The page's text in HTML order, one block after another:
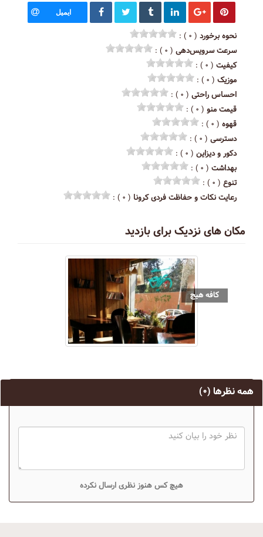
ایمیل
نحوه برخورد ( ۰ ) :
سرعت سرویس‌دهی ( ۰ ) :
کیفیت ( ۰ ) :
موزیک ( ۰ ) :
احساس راحتی ( ۰ ) :
قیمت منو ( ۰ ) :
قهوه ( ۰ ) :
دسترسی ( ۰ ) :
دکور و دیزاین ( ۰ ) :
بهداشت ( ۰ ) :
تنوع ( ۰ ) :
رعایت نکات و حفاظت فردی کرونا ( ۰ ) :
مکان های نزدیک برای بازدید
کافه هیچ
همه نظرها (۰)
هیچ کس هنوز نظری ارسال نکرده